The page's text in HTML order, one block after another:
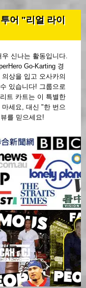
어 "리얼 라이
신나는 활동입니다.
Go-Karting 경
상을 입고 오사카의
있습니다! 그룹으로
트 카트는 이 특별한
세요, 대신 "한 번으
를 믿으세요!